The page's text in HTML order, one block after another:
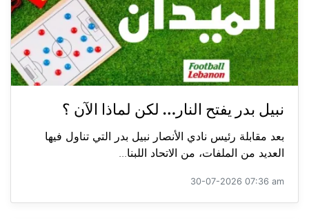
نبيل بدر يفتح النار… لكن لماذا الآن ؟
بعد مقابلة رئيس نادي الأنصار نبيل بدر التي تناول فيها
العديد من الملفات، من الاتحاد اللبنا...
30-07-2026 07:36 am